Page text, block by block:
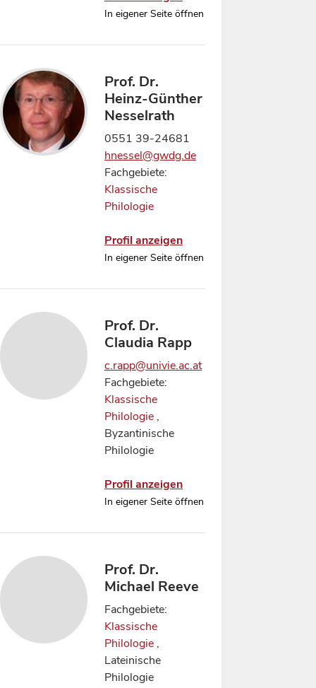
In eigener Seite öffnen
Prof. Dr.
Heinz-Günther
Nesselrath
0551 39-24681
hnessel@gwdg.de
Fachgebiete:
Klassische
Philologie
Profil anzeigen
In eigener Seite öffnen
Prof. Dr.
Claudia Rapp
c.rapp@univie.ac.at
Fachgebiete:
Klassische
Philologie ,
Byzantinische
Philologie
Profil anzeigen
In eigener Seite öffnen
Prof. Dr.
Michael Reeve
Fachgebiete:
Klassische
Philologie ,
Lateinische
Philologie